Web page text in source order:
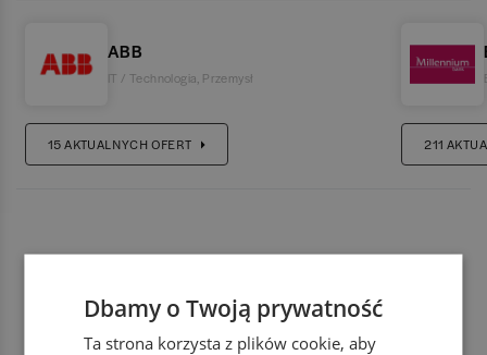
ABB
IT / Technologia Przemysł
15AKTUALNYCH OFERT 211
Dbamy o Twoją prywatność
Ta strona korzysta z plików cookie, aby